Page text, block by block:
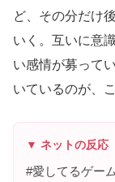
ど、その分だけ
いく。互いに意
い感情が募って
いているのが、
▼ ネットの反応
#愛してるゲー